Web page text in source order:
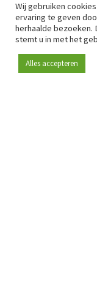
Wij gebruiken
ervaring te geven
herhaalde bezoeken.
stemt u in met het
Alles accepteren